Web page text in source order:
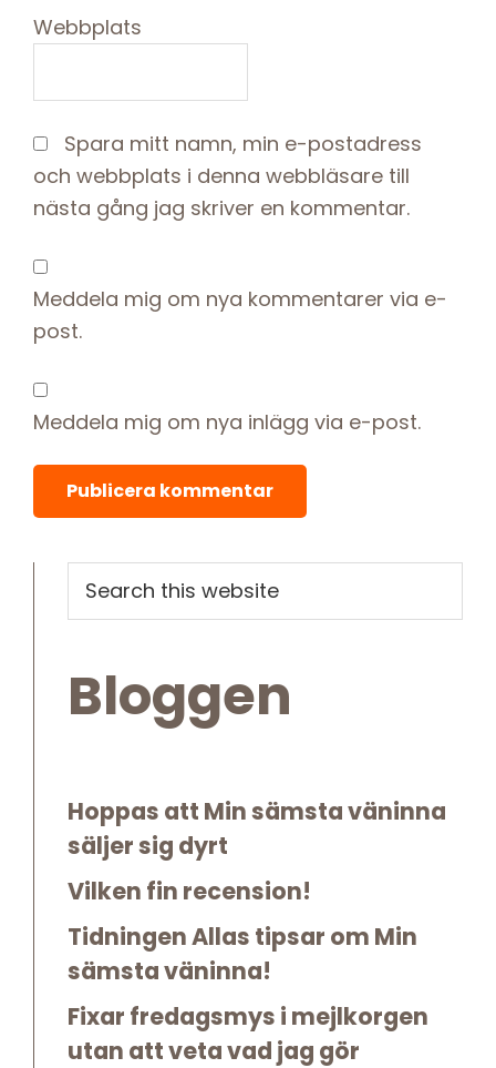
Webbplats
Spara mitt namn, min e-postadress
och webbplats i denna webbläsare till
nästa gång jag skriver en kommentar.
Meddela mig om nya kommentarer via e-
post.
Meddela mig om nya inlägg via e-post.
Primary
Sidebar
this
website
Bloggen
Hoppas att Min sämsta väninna
säljer sig dyrt
Vilken fin recension!
Tidningen Allas tipsar om Min
sämsta väninna!
Fixar fredagsmys i mejlkorgen
utan att veta vad jag gör